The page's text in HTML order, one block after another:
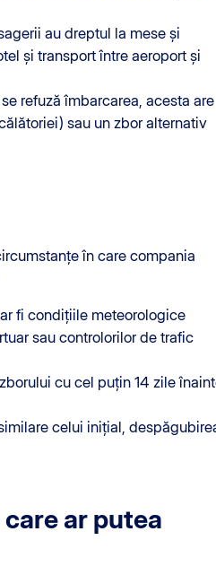
au dreptul la mese și
și transport între aeroport și
refuză îmbarcarea, acesta are
sau un zbor alternativ
în care compania
fi condițiile meteorologice
sau controlorilor de trafic
cu cel puțin 14 zile
celui inițial,
ar putea